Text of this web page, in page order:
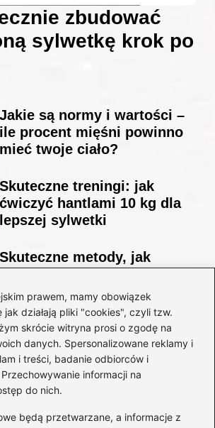
prawem, mamy obowiązek
jak działają pliki "cookies", czyli tzw.
skrócie witryna prosi o zgodę na
danych. Spersonalizowane reklamy i
i treści, badanie odbiorców i
Przechowywanie informacji na
do nich.
będą przetwarzane, a informacje z
zbudować
sylwetkę krok po
Jakie są normy i wartości –
ile procent mięśni powinno
mieć twoje ciało?
Skuteczne treningi: jak
ćwiczyć hantlami 10 kg dla
lepszej sylwetki
Skuteczne metody, jak
sylwetkę w zaledwie 90 dni
Idealny garnitur: jak dobrać
go do swojej sylwetki?
Kategorie